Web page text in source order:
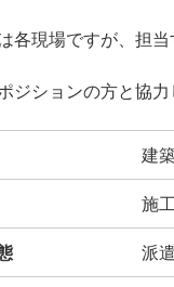
各現場ですが、担当
ジションの方と協力
建
施
派遣